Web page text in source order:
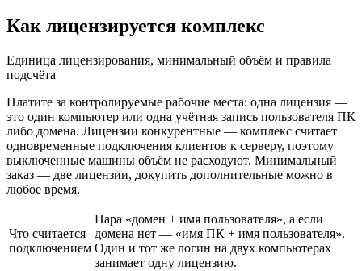
Как лицензируется комплекс
Единица лицензирования, минимальный объём и правила
подсчёта
Платите за контролируемые рабочие места: одна лицензия —
это один компьютер или одна учётная запись пользователя ПК
либо домена. Лицензии конкурентные — комплекс считает
одновременные подключения клиентов к серверу, поэтому
выключенные машины объём не расходуют. Минимальный
заказ — две лицензии, докупить дополнительные можно в
любое время.
Что считается
подключением
Пара «домен + имя пользователя», а если
домена нет — «имя ПК + имя пользователя».
Один и тот же логин на двух компьютерах
занимает одну лицензию.